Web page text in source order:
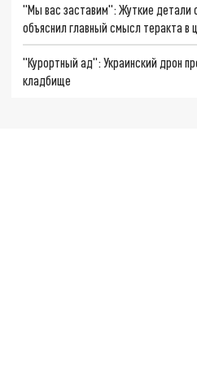
"Мы вас заставим": Жуткие детали
объяснил главный смысл теракта в
"Курортный ад": Украинский дрон
кладбище